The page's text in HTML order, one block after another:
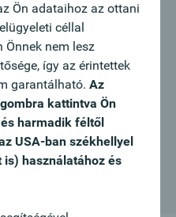
elkötelezett
állásra
Ön adataihoz az ottani
céllal
Önnek nem lesz
így az érintettek
garantálható. Az
kattintva Ön
harmadik féltől
USA-ban székhellyel
használatához és